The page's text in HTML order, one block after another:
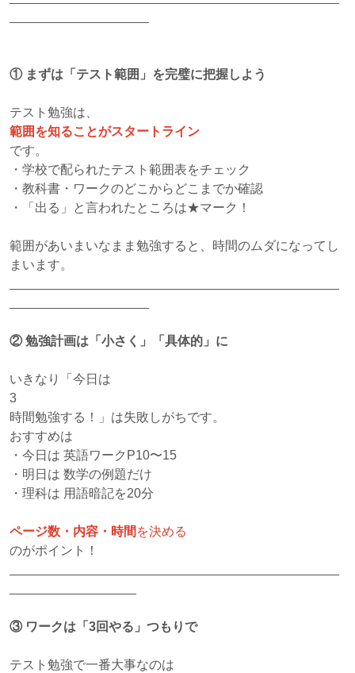
① まずは「テスト範囲」を完璧に把握しよう
テスト勉強は、
範囲を知ることがスタートライン
です。
・学校で配られたテスト範囲表をチェック
・教科書・ワークのどこからどこまでか確認
・「出る」と言われたところは★マーク！
範囲があいまいなまま勉強すると、時間のムダになってし
まいます。
②勉強計画は「小さく」「具体的」に
いきなり「今日は
3
時間勉強する！」は失敗しがちです。
おすすめは
・今日は 英語ワークP10〜15
・明日は 数学の例題だけ
・理科は 用語暗記を20分
ページ数・内容・時間 を決める
のがポイント！
③ ワークは「 3回やる」つもりで
テスト勉強で一番大事なのは